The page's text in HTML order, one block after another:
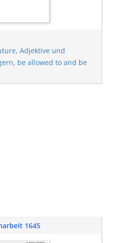
, Adjektive und
, be allowed to and be
1645